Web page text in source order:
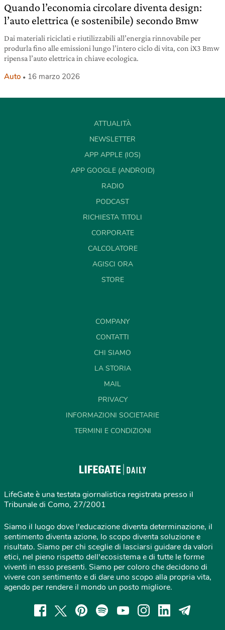
Quando l’economia circolare diventa design:
l’auto elettrica (e sostenibile) secondo Bmw
Dai materiali riciclati e riutilizzabili all’energia rinnovabile per
produrla fino alle emissioni lungo l’intero ciclo di vita, con iX3 Bmw
ripensa l’auto elettrica in chiave ecologica.
Auto 16 marzo 2026
ATTUALITÀ
NEWSLETTER
APP APPLE (IOS)
APP GOOGLE (ANDROID)
RADIO
PODCAST
RICHIESTA TITOLI
CORPORATE
CALCOLATORE
AGISCI ORA
STORE
COMPANY
CONTATTI
CHI SIAMO
LA STORIA
MAIL
PRIVACY
INFORMAZIONI SOCIETARIE
TERMINI E CONDIZIONI
LifeGate è una testata giornalistica registrata presso il
Tribunale di Como, 27/2001
Siamo il luogo dove l'educazione diventa determinazione, il
sentimento diventa azione, lo scopo diventa soluzione e
risultato. Siamo per chi sceglie di lasciarsi guidare da valori
etici, nel pieno rispetto dell'ecosistema e di tutte le forme
viventi in esso presenti. Siamo per coloro che decidono di
vivere con sentimento e di dare uno scopo alla propria vita,
agendo per rendere il mondo un posto migliore.